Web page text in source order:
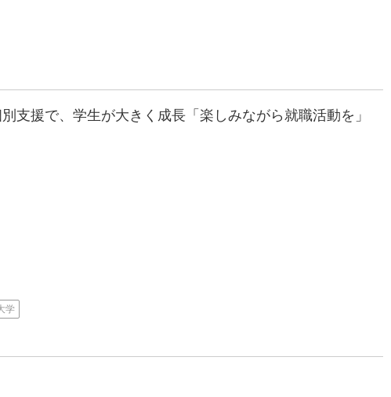
援で、学生が大きく成長「楽しみながら就職活動を」
学